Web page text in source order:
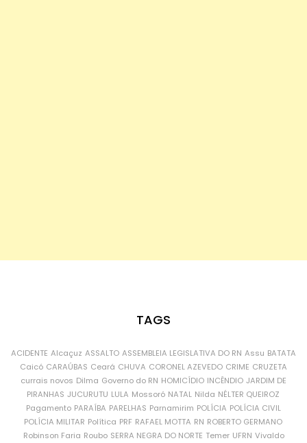
TAGS
ACIDENTE Alcaçuz ASSALTO ASSEMBLEIA LEGISLATIVA DO RN Assu BATATA
Caicó CARAÚBAS Ceará CHUVA CORONEL AZEVEDO CRIME CRUZETA
currais novos Dilma Governo do RN HOMICÍDIO INCÊNDIO JARDIM DE
PIRANHAS JUCURUTU LULA Mossoró NATAL Nilda NÉLTER QUEIROZ
Pagamento PARAÍBA PARELHAS Parnamirim POLÍCIA POLÍCIA CIVIL
POLÍCIA MILITAR Política PRF RAFAEL MOTTA RN ROBERTO GERMANO
Robinson Faria Roubo SERRA NEGRA DO NORTE Temer UFRN Vivaldo